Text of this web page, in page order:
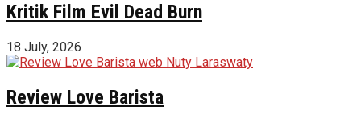
Kritik Film Evil Dead Burn
18 July, 2026
Review Love Barista